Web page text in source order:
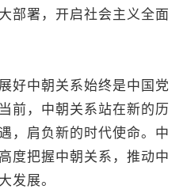
部署，开启社会主义全面
中朝关系始终是中国党
前，中朝关系站在新的历
，肩负新的时代使命。中
度把握中朝关系，推动中
发展。